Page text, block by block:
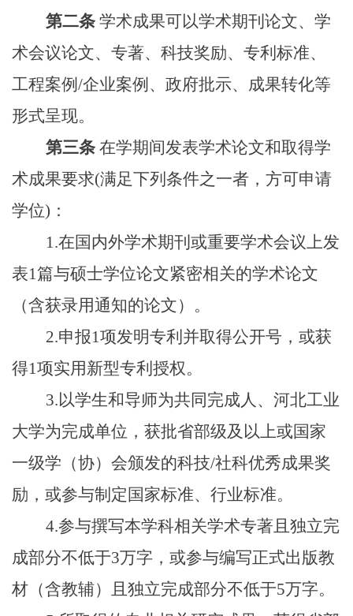
第二条学术成果可以学术期刊论文、学
术会议论文、专著、科技奖励、专利标准、
工程案例/企业案例、政府批示、成果转化等
形式呈现。
第三条 在学期间发表学术论文和取得学
术成果要求(满足下列条件之一者，方可申请
学位)：
1.在国内外学术期刊或重要学术会议上发
表1篇与硕士学位论文紧密相关的学术论文
（含获录用通知的论文）。
2.申报1项发明专利并取得公开号，或获
得1项实用新型专利授权。
3.以学生和导师为共同完成人、河北工业
大学为完成单位，获批省部级及以上或国家
一级学（协）会颁发的科技/社科优秀成果奖
励，或参与制定国家标准、行业标准。
4.参与撰写本学科相关学术专著且独立完
成部分不低于3万字，或参与编写正式出版教
材（含教辅）且独立完成部分不低于5万字。